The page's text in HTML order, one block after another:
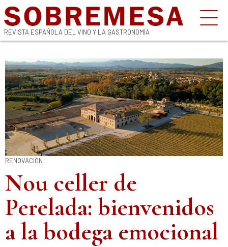
REVISTA ESPAÑOLA DEL VINO Y LA GASTRONOMÍA
RENOVACIÓN
Nou celler de
Perelada: bienvenidos
a la bodega emocional